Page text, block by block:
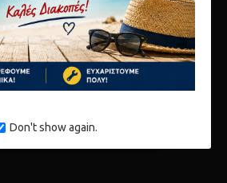
Don't show again.